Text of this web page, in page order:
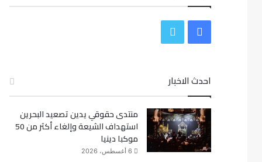
س
و
ك
ي
ر
احدث الاخبار
منتدى حقوقي يدين تصعيد البحرين
استهداف الشيعة وإلغاء أكثر من 50
موكبا دينيا
6 أغسطس، 2026